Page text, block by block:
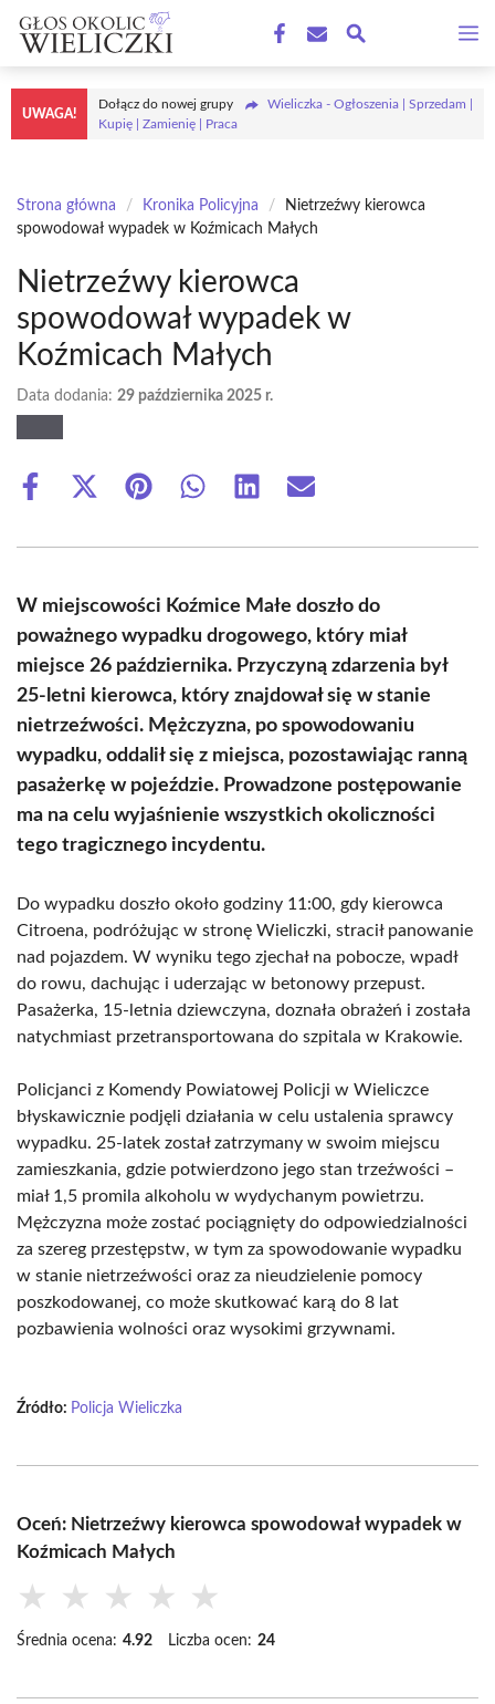
treści
UWAGA!
Dołącz do nowej grupy
Wieliczka - Ogłoszenia | Sprzedam |
Kupię | Zamienię | Praca
Strona główna / Kronika Policyjna /
Nietrzeźwy kierowca
spowodował wypadek w Koźmicach Małych
Nietrzeźwy kierowca
spowodował wypadek w
Koźmicach Małych
Data dodania: 29 października 2025 r.
Share
Share
(Twitter)
Share Share Share Share
W miejscowości Koźmice Małe doszło do
poważnego wypadku drogowego, który miał
miejsce 26 października. Przyczyną zdarzenia był
25-letni kierowca, który znajdował się w stanie
nietrzeźwości. Mężczyzna, po spowodowaniu
wypadku, oddalił się z miejsca, pozostawiając ranną
pasażerkę w pojeździe. Prowadzone postępowanie
ma na celu wyjaśnienie wszystkich okoliczności
tego tragicznego incydentu.
Do wypadku doszło około godziny 11:00, gdy kierowca
Citroena, podróżując w stronę Wieliczki, stracił panowanie
nad pojazdem. W wyniku tego zjechał na pobocze, wpadł
do rowu, dachując i uderzając w betonowy przepust.
Pasażerka, 15-letnia dziewczyna, doznała obrażeń i została
natychmiast przetransportowana do szpitala w Krakowie.
Policjanci z Komendy Powiatowej Policji w Wieliczce
błyskawicznie podjęli działania w celu ustalenia sprawcy
wypadku. 25-latek został zatrzymany w swoim miejscu
zamieszkania, gdzie potwierdzono jego stan trzeźwości –
miał 1,5 promila alkoholu w wydychanym powietrzu.
Mężczyzna może zostać pociągnięty do odpowiedzialności
za szereg przestępstw, w tym za spowodowanie wypadku
w stanie nietrzeźwości oraz za nieudzielenie pomocy
poszkodowanej, co może skutkować karą do 8 lat
pozbawienia wolności oraz wysokimi grzywnami.
Źródło: Policja Wieliczka
Oceń: Nietrzeźwy kierowca spowodował wypadek w
Koźmicach Małych
★ ★ ★ ★ ★
Średnia ocena: 4.92 Liczba ocen: 24